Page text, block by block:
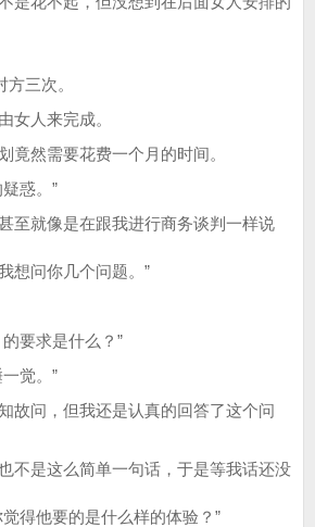
方三次。
女人来完成。
竟然需要花费一个月的时间。
惑。”
至就像是在跟我进行商务谈判一样说
想问你几个问题。”
要求是什么？”
觉。”
故问，但我还是认真的回答了这个问
不是这么简单一句话，于是等我话还没
得他要的是什么样的体验？”